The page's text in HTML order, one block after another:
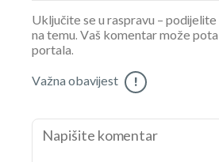
Uključite se u raspravu –
na temu. Vaš komentar može
portala.
Važna obavijest !